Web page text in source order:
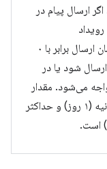
ارسال پیام در
onSendError رخ می‌دهد. زمان ارسال برابر با ۰
شود یا در
می‌شود. مقدار
پیش‌فرض زمان ارسال ۸۶۴۰۰ ثانیه (۱ روز) و حداکثر